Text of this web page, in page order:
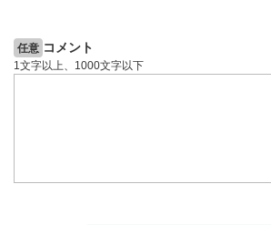
任意 コメント
1文字以上、1000文字以下